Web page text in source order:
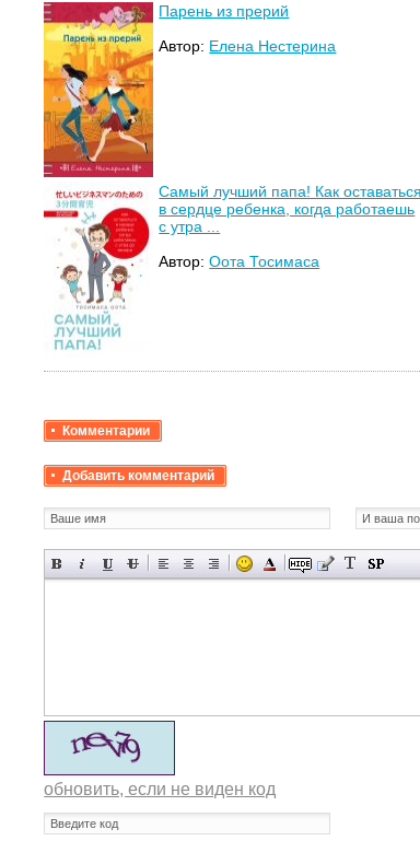
Парень из прерий
Автор: Елена Нестерина
Самый лучший папа! Как оставаться
в сердце ребенка, когда работаешь
с утра ...
Автор:Оота Тосимаса
Комментарии
Добавить комментарий
обновить, если не виден код